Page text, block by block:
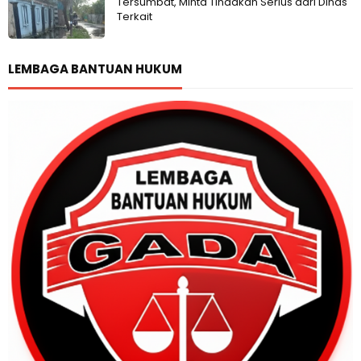
Terkait
LEMBAGA BANTUAN HUKUM